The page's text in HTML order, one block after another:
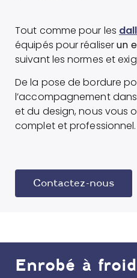
Tout comme pour les
équipés pour réaliserun
suivant les normes et
De la pose de bordure
l’accompagnement
et du design, nous vous
complet et professionnel.
Contactez-nous
Enrobé à froid